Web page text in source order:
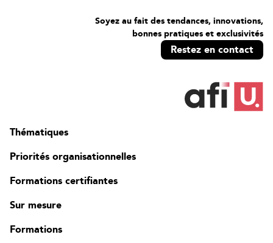
Soyez au fait des tendances, innovations,
bonnes pratiques et exclusivités
Restez en contact
Thématiques
Priorités organisationnelles
Formations certifiantes
Sur mesure
Formations